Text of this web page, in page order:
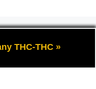
na temat uprawy
THC-THC »